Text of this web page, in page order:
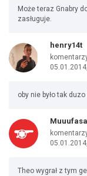
Może teraz Gnabry
zasługuje.
henry14t
oby nie było tak
Muuufasa
Theo wygrał z tym